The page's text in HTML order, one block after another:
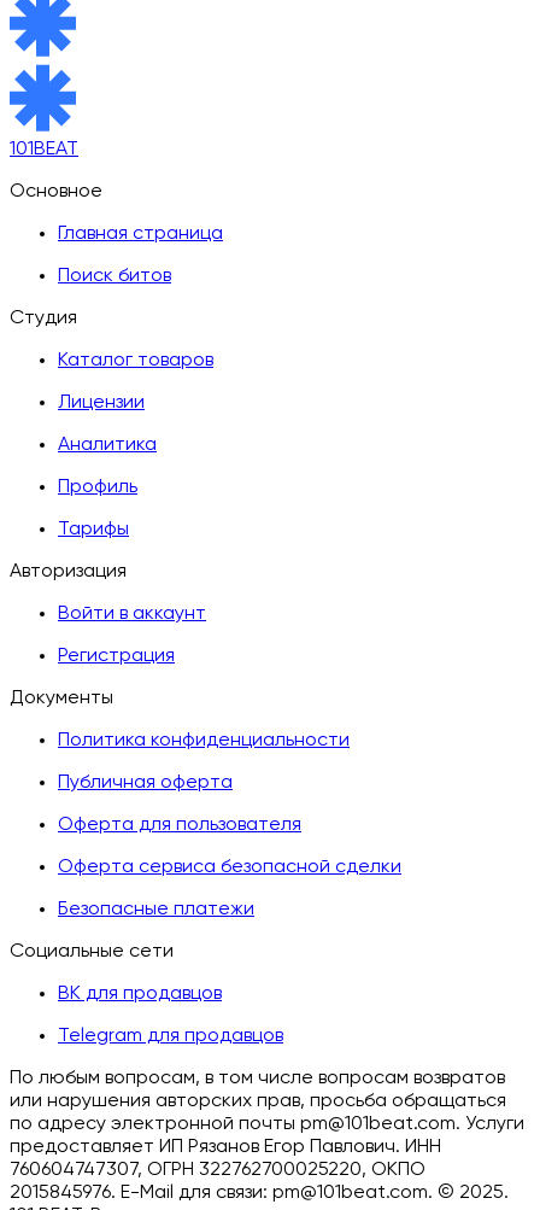
101BEAT
Основное
Главная страница
Поиск битов
Студия
Каталог товаров
Лицензии
Аналитика
Профиль
Тарифы
Авторизация
Войти в аккаунт
Регистрация
Документы
Политика конфиденциальности
Публичная оферта
Оферта для пользователя
Оферта сервиса безопасной сделки
Безопасные платежи
Социальные сети
ВК для продавцов
Telegram для продавцов
По любым вопросам, в том числе вопросам возвратов
или нарушения авторских прав, просьба обращаться
по адресу электронной почты pm@101beat.com. Услуги
предоставляет ИП Рязанов Егор Павлович. ИНН
760604747307, ОГРН 322762700025220, ОКПО
2015845976. E-Mail для связи: pm@101beat.com. © 2025.